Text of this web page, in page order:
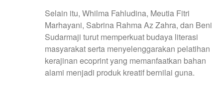
Selain itu, Whilma Fahludina, Meutia Fitri
Marhayani, Sabrina Rahma Az Zahra, dan Beni
Sudarmaji turut memperkuat budaya literasi
masyarakat serta menyelenggarakan pelatihan
kerajinan ecoprint yang memanfaatkan bahan
alami menjadi produk kreatif bernilai guna.